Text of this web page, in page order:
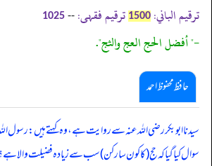
ترقیم الباني: 1500 ترقیم فقہی: --
1025
-" أفضل الحج العج والثج".
حافظ محفوظ احمد
سیدنا ابوبکر رضی اللہ عنہ سے روایت ہے، وہ کہتے ہیں: رسول
سوال کیا گیا کہ حج (کا کون سا رکن) سب سے زیادہ فضیلت والا